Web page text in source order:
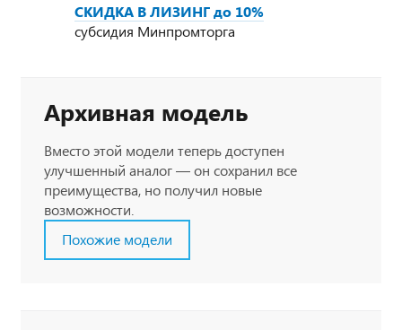
СКИДКА В ЛИЗИНГ до 10%
субсидия Минпромторга
Архивная модель
Вместо этой модели теперь доступен
улучшенный аналог — он сохранил все
преимущества, но получил новые
возможности.
Похожие модели